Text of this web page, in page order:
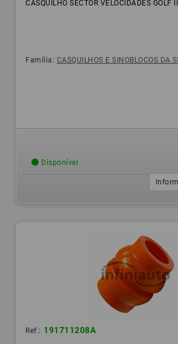
CASQUILHO SECTOR VELOCIDADES GOLF
Família: CASQUILHOS E SINOBLOCOS DA
Disponível
Ref.: 191711208A